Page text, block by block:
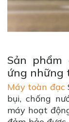
Sản
ứng những
Máy toàn đạc
bụi, chống
máy hoạt